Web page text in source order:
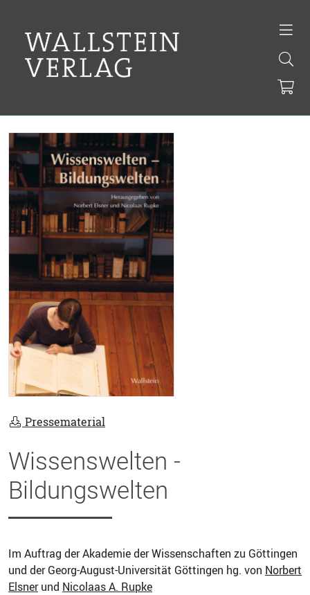
Pressematerial
Wissenswelten -
Bildungswelten
Im Auftrag der Akademie der Wissenschaften zu Göttingen
und der Georg-August-Universität Göttingen hg. von Norbert
Elsnerund Nicolaas A. Rupke